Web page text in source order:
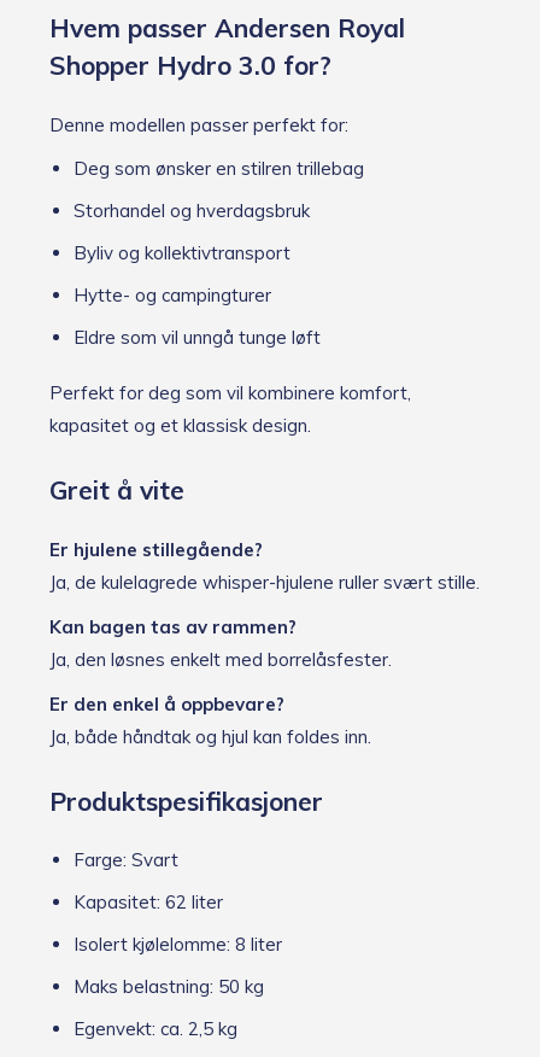
Hvem passer Andersen Royal
Shopper Hydro 3.0 for?
Denne modellen passer perfekt for:
Deg som ønsker en stilren trillebag
Storhandel og hverdagsbruk
Byliv og kollektivtransport
Hytte- og campingturer
Eldre som vil unngå tunge løft
Perfekt for deg som vil kombinere komfort,
kapasitet og et klassisk design.
Greit å vite
Er hjulene stillegående?
Ja, de kulelagrede whisper-hjulene ruller svært stille.
Kan bagen tas av rammen?
Ja, den løsnes enkelt med borrelåsfester.
Er den enkel å oppbevare?
Ja, både håndtak og hjul kan foldes inn.
Produktspesifikasjoner
Farge: Svart
Kapasitet: 62 liter
Isolert kjølelomme: 8 liter
Maks belastning: 50 kg
Egenvekt: ca. 2,5 kg